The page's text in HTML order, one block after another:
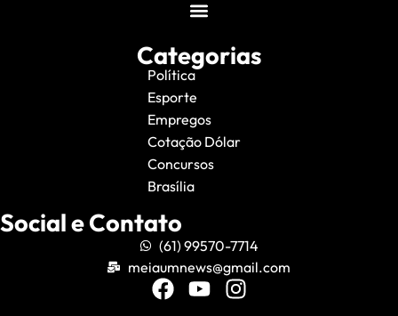
Categorias
Política
Esporte
Empregos
Cotação Dólar
Concursos
Brasília
Social e Contato
(61) 99570-7714
meiaumnews@gmail.com